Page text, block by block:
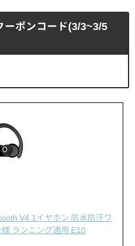
ポンコード(3/3~3/5
V4.1イヤホン 防水防汗ワ
ランニング適用 E10